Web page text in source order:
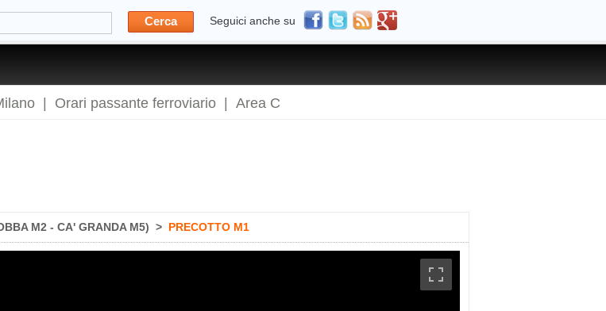
Cerca Seguici anche su
Orari passante ferroviario Area C
M2 - CA' GRANDA M5) > PRECOTTO M1